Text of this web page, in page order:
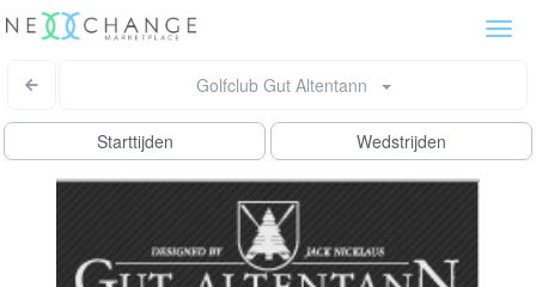
Golfclub Gut Altentann
Starttijden Wedstrijden